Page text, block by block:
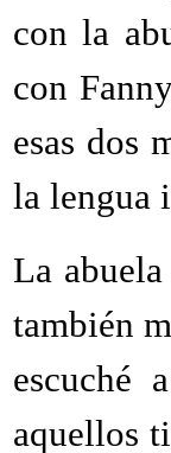
con la
con
esas dos
la lengua
La
también
escuché
aquellos